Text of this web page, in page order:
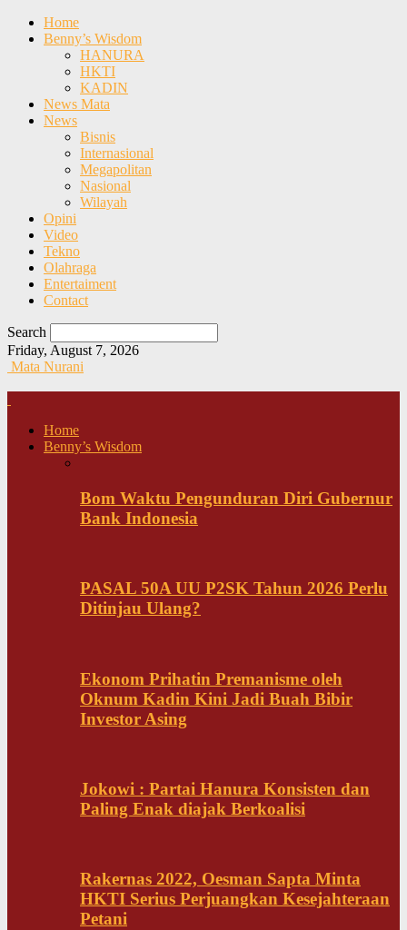
Home
Benny’s Wisdom
HANURA
HKTI
KADIN
News Mata
News
Bisnis
Internasional
Megapolitan
Nasional
Wilayah
Opini
Video
Tekno
Olahraga
Entertaiment
Contact
Search
Friday, August 7, 2026
Mata Nurani
Home
Benny’s Wisdom
Bom Waktu Pengunduran Diri Gubernur
Bank Indonesia
PASAL 50A UU P2SK Tahun 2026 Perlu
Ditinjau Ulang?
Ekonom Prihatin Premanisme oleh
Oknum Kadin Kini Jadi Buah Bibir
Investor Asing
Jokowi : Partai Hanura Konsisten dan
Paling Enak diajak Berkoalisi
Rakernas 2022, Oesman Sapta Minta
HKTI Serius Perjuangkan Kesejahteraan
Petani